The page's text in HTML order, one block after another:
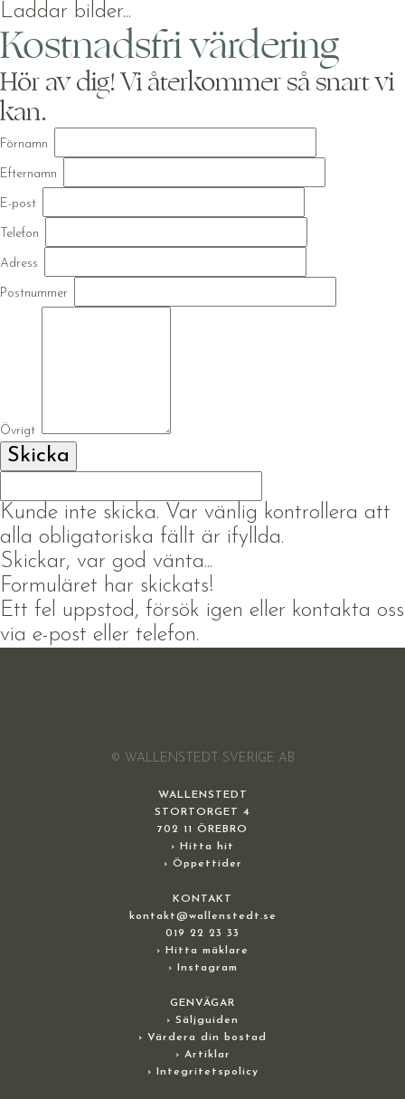
Laddar bilder...
Kostnadsfri värdering
Hör av dig! Vi återkommer så snart vi
kan.
Förnamn
Efternamn
E-post
Telefon
Adress
Postnummer
Övrigt
Kunde inte skicka. Var vänlig kontrollera att
alla obligatoriska fällt är ifyllda.
Skickar, var god vänta...
Formuläret har skickats!
Ett fel uppstod, försök igen eller kontakta oss
via e-post eller telefon.
© WALLENSTEDT SVERIGE AB
WALLENSTEDT
STORTORGET 4
702 11 ÖREBRO
› Hitta hit
› Öppettider
KONTAKT
kontakt@wallenstedt.se
019 22 23 33
› Hitta mäklare
› Instagram
GENVÄGAR
› Säljguiden
› Värdera din bostad
› Artiklar
› Integritetspolicy